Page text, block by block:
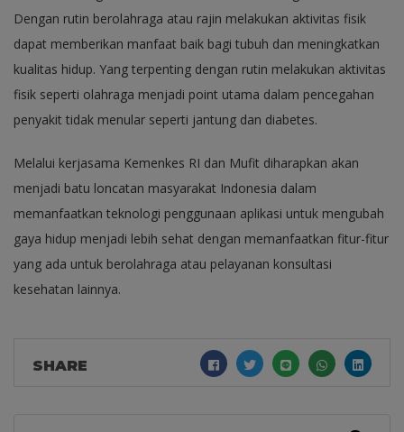
Dengan rutin berolahraga atau rajin melakukan aktivitas fisik
dapat memberikan manfaat baik bagi tubuh dan meningkatkan
kualitas hidup. Yang terpenting dengan rutin melakukan aktivitas
fisik seperti olahraga menjadi point utama dalam pencegahan
penyakit tidak menular seperti jantung dan diabetes.
Melalui kerjasama Kemenkes RI dan Mufit diharapkan akan
menjadi batu loncatan masyarakat Indonesia dalam
memanfaatkan teknologi penggunaan aplikasi untuk mengubah
gaya hidup menjadi lebih sehat dengan memanfaatkan fitur-fitur
yang ada untuk berolahraga atau pelayanan konsultasi
kesehatan lainnya.
SHARE